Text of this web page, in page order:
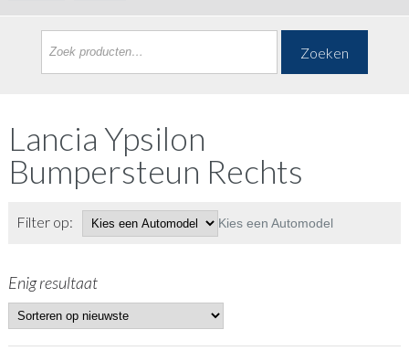
Zoeken
Lancia Ypsilon
Bumpersteun Rechts
Filter op: Kies een Automodel
Enig resultaat